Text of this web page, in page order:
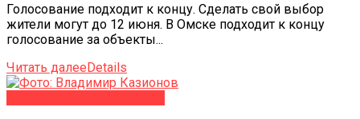
Голосование подходит к концу. Сделать свой выбор
жители могут до 12 июня. В Омске подходит к концу
голосование за объекты...
Читать далееDetails